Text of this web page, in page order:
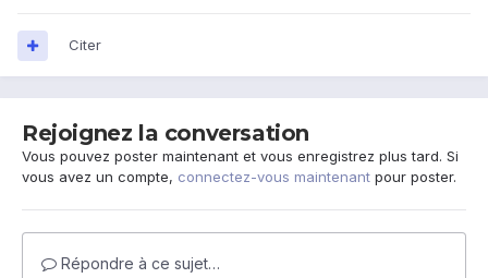
Citer
Rejoignez la conversation
Vous pouvez poster maintenant et vous enregistrez plus tard. Si
vous avez un compte, connectez-vous maintenant pour poster.
Répondre à ce sujet…